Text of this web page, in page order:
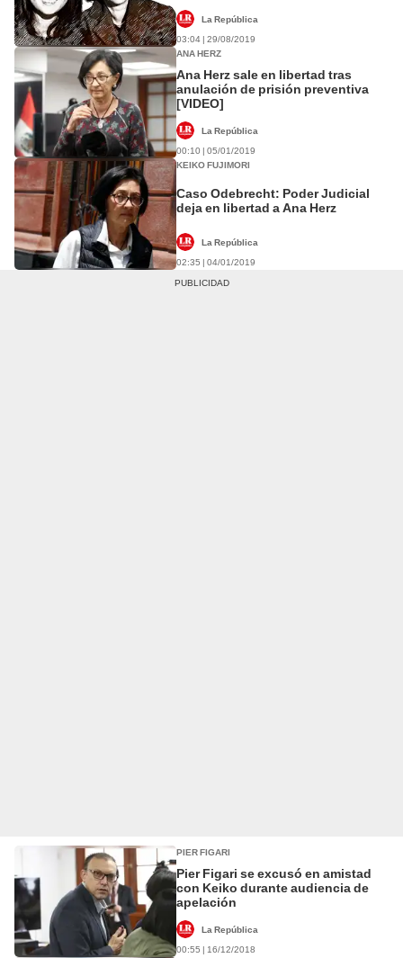
La República
03:04 | 29/08/2019
ANA HERZ
Ana Herz sale en libertad tras
anulación de prisión preventiva
[VIDEO]
La República
00:10 | 05/01/2019
KEIKO FUJIMORI
Caso Odebrecht: Poder Judicial
deja en libertad a Ana Herz
La República
02:35 | 04/01/2019
PIER FIGARI
Pier Figari se excusó en amistad
con Keiko durante audiencia de
apelación
La República
00:55 | 16/12/2018